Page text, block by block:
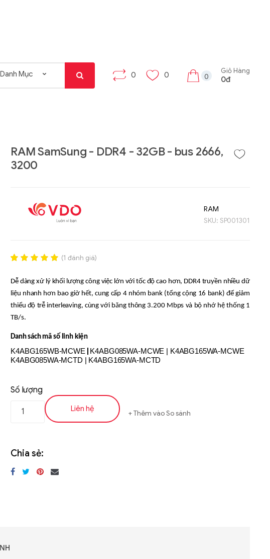
0 0 0
Giỏ Hàng
0đ
RAM SamSung - DDR4 - 32GB - bus 2666,
3200
RAM
SKU: SP001301
out of 5
based on
đánh giá
(1 đánh giá)
Dễ dàng xử lý khối lượng công việc lớn với tốc độ cao hơn, DDR4 truyền nhiều dữ
liệu nhanh hơn bao giờ hết, cung cấp 4 nhóm bank (tổng cộng 16 bank) để giảm
thiểu độ trễ interleaving, cùng với băng thông 3.200 Mbps và bộ nhớ hệ thống 1
TB/s.
Danh sách mã số linh kiện
K4ABG165WB-MCWE| K4ABG085WA-MCWE | K4ABG165WA-MCWE
K4ABG085WA-MCTD | K4ABG165WA-MCTD
Số lượng
Liên hệ Thêm vào So sánh
Chia sẻ:
Tab X8